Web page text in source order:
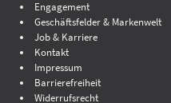
Engagement
Geschäftsfelder & Markenwelt
Job & Karriere
Kontakt
Impressum
Barrierefreiheit
Widerrufsrecht